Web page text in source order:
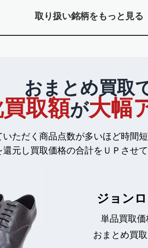
取り扱い銘柄をもっと見る
おまとめ買取
取額が大幅
ただく商品点数が多いほど時間
還元し買取価格の合計をＵＰさせ
ジョン
単品買取
おまとめ買